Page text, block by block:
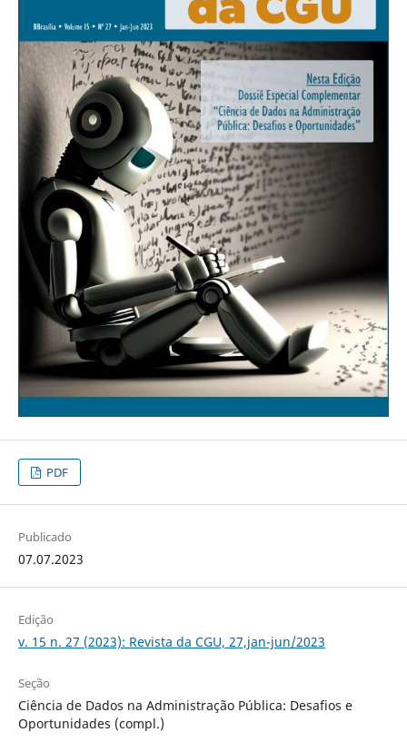
PDF
Publicado
07.07.2023
Edição
v. 15 n. 27 (2023): Revista da CGU, 27,jan-jun/2023
Seção
Ciência de Dados na Administração Pública: Desafios e
Oportunidades (compl.)